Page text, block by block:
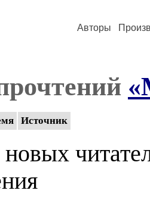
Авторы
Источник
новых